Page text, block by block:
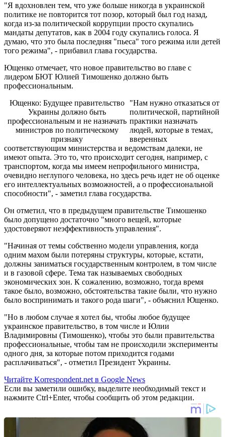
"Я вдохновлен тем, что уже больше никогда в украинской
политике не повторится тот позор, который был год назад,
когда из-за политической коррупции просто скупались
мандаты депутатов, как в 2004 году скупались голоса. Я
думаю, что это была последняя "пьеса" того режима или детей
того режима", - прибавил глава государства.
Ющенко отмечает, что новое правительство во главе с
лидером БЮТ Юлией Тимошенко должно быть
профессиональным.
Ющенко: Будущее правительство
Украины должно быть
профессиональным и не назначать
министров по политическому
признаку
"Нам нужно отказаться от
политической, партийной
практики назначать
людей, которые в темах,
вверенных
соответствующим министерства и ведомствам далеки, не
имеют опыта. Это то, что происходит сегодня, например, с
транспортом, когда мы имеем непрофильного министра,
очевидно неглупого человека, но здесь речь идет не об оценке
его интеллектуальных возможностей, а о профессиональной
способности", - заметил глава государства.
Он отметил, что в предыдущем правительстве Тимошенко
было допущено достаточно "много вещей, которые
удостоверяют неэффективность управления".
"Начиная от темы собственно модели управления, когда
одним махом были потеряны структуры, которые, кстати,
должны заниматься государственным контролем, в том числе
и в газовой сфере. Тема так называемых свободных
экономических зон. К сожалению, возможно, тогда время
такое было, возможно, обстоятельства такие были, что нужно
было воспринимать и такого рода шаги", - объяснил Ющенко.
"Но в любом случае я хотел бы, чтобы любое будущее
украинское правительство, в том числе и Юлии
Владимировны (Тимошенко), чтобы это были правительства
профессиональные, чтобы там не происходили эксперименты
одного дня, за которые потом приходится годами
расплачиваться", - отметил Президент Украины.
Читайте Korrespondent.net в Google News
Если вы заметили ошибку, выделите необходимый текст и
нажмите Ctrl+Enter, чтобы сообщить об этом редакции.